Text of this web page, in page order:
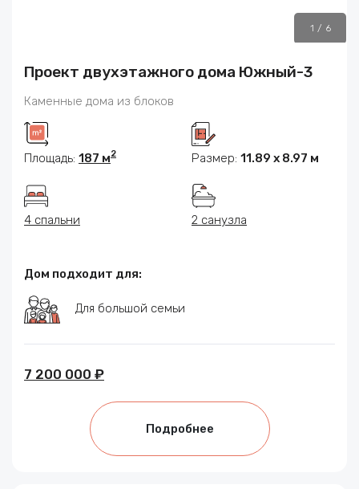
1 / 6
Проект двухэтажного дома Южный-3
Каменные дома из блоков
Площадь: 187 м2 Размер: 11.89 х 8.97 м
4 спальни 2 санузла
Дом подходит для:
Для большой семьи
7 200 000 ₽
Подробнее